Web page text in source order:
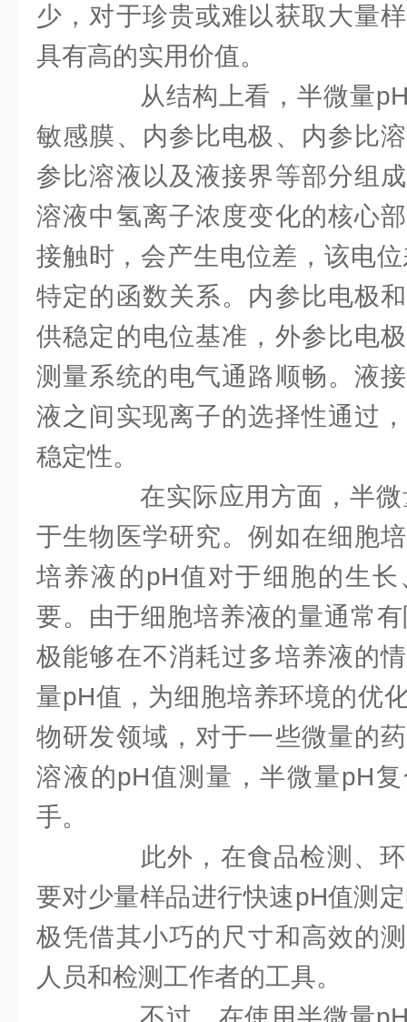
少，对于珍贵或难以获取大量
具有高的实用价值。
从结构上看，半微量pH
敏感膜、内参比电极、内参比
参比溶液以及液接界等部分组
溶液中氢离子浓度变化的核心
接触时，会产生电位差，该电
特定的函数关系。内参比电极
供稳定的电位基准，外参比电
测量系统的电气通路顺畅。液
液之间实现离子的选择性通过
稳定性。
在实际应用方面，半微
于生物医学研究。例如在细胞
培养液的pH值对于细胞的生
要。由于细胞培养液的量通常
极能够在不消耗过多培养液的
量pH值，为细胞培养环境的优
物研发领域，对于一些微量的
溶液的pH值测量，半微量pH
手。
此外，在食品检测、环
要对少量样品进行快速pH值测
极凭借其小巧的尺寸和高效的
人员和检测工作者的工具。